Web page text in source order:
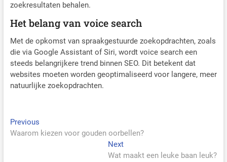
zoekresultaten behalen.
Het belang van voice search
Met de opkomst van spraakgestuurde zoekopdrachten, zoals
die via Google Assistant of Siri, wordt voice search een
steeds belangrijkere trend binnen SEO. Dit betekent dat
websites moeten worden geoptimaliseerd voor langere, meer
natuurlijke zoekopdrachten.
Bericht
navigatie
PreviousPrevious
post:
Waarom kiezen voor gouden oorbellen?
NextNext
post:
Wat maakt een leuke baan leuk?